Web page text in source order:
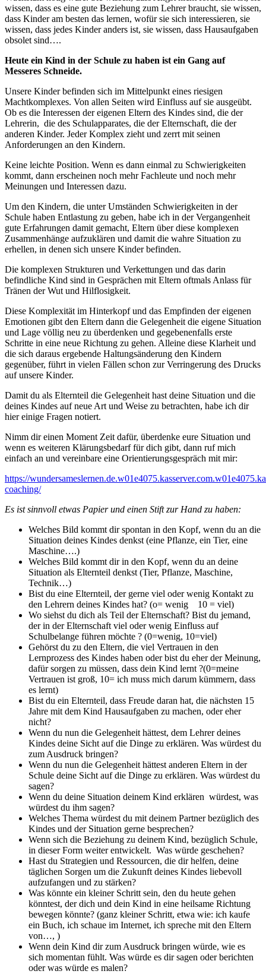
wissen, dass es eine gute Beziehung zum Lehrer braucht, sie wissen,
dass Kinder am besten das lernen, wofür sie sich interessieren, sie
wissen, dass jedes Kinder anders ist, sie wissen, dass Hausaufgaben
obsolet sind….
Heute ein Kind in der Schule zu haben ist ein Gang auf
Messeres Schneide.
Unsere Kinder befinden sich im Mittelpunkt eines riesigen
Machtkomplexes. Von allen Seiten wird Einfluss auf sie ausgeübt.
Ob es die Interessen der eigenen Eltern des Kindes sind, die der
Lehrerin, die des Schulapparates, die der Elternschaft, die der
anderen Kinder. Jeder Komplex zieht und zerrt mit seinen
Anforderungen an den Kindern.
Keine leichte Position. Wenn es dann einmal zu Schwierigkeiten
kommt, dann erscheinen noch mehr Fachleute und noch mehr
Meinungen und Interessen dazu.
Um den Kindern, die unter Umständen Schwierigkeiten in der
Schule haben Entlastung zu geben, habe ich in der Vergangenheit
gute Erfahrungen damit gemacht, Eltern über diese komplexen
Zusammenhänge aufzuklären und damit die wahre Situation zu
erhellen, in denen sich unsere Kinder befinden.
Die komplexen Strukturen und Verkettungen und das darin
befindliche Kind sind in Gesprächen mit Eltern oftmals Anlass für
Tränen der Wut und Hilflosigkeit.
Diese Komplexität im Hinterkopf und das Empfinden der eigenen
Emotionen gibt den Eltern dann die Gelegenheit die eigene Situation
und Lage völlig neu zu überdenken und gegebenenfalls erste
Schritte in eine neue Richtung zu gehen. Alleine diese Klarheit und
die sich daraus ergebende Haltungsänderung den Kindern
gegenüber, führt in vielen Fällen schon zur Verringerung des Drucks
auf unsere Kinder.
Damit du als Elternteil die Gelegenheit hast deine Situation und die
deines Kindes auf neue Art und Weise zu betrachten, habe ich dir
hier einige Fragen notiert.
Nimm dir einen Moment Zeit dafür, überdenke eure Situation und
wenn es weiteren Klärungsbedarf für dich gibt, dann ruf mich
einfach an und vereinbare eine Orientierungsgespräch mit mir:
https://
coaching/
Es ist sinnvoll etwas Papier und einen Stift zur Hand zu haben:
Welches Bild kommt dir spontan in den Kopf, wenn du an die
Situation deines Kindes denkst (eine Pflanze, ein Tier, eine
Maschine….)
Welches Bild kommt dir in den Kopf, wenn du an deine
Situation als Elternteil denkst (Tier, Pflanze, Maschine,
Technik…)
Bist du eine Elternteil, der gerne viel oder wenig Kontakt zu
den Lehrern deines Kindes hat? (o= wenig 10 = viel)
Wo siehst du dich als Teil der Elternschaft? Bist du jemand,
der in der Elternschaft viel oder wenig Einfluss auf
Schulbelange führen möchte ? (0=wenig, 10=viel)
Gehörst du zu den Eltern, die viel Vertrauen in den
Lernprozess des Kindes haben oder bist du eher der Meinung,
dafür sorgen zu müssen, dass dein Kind lernt ?(0=meine
Vertrauen ist groß, 10= ich muss mich darum kümmern, dass
es lernt)
Bist du ein Elternteil, dass Freude daran hat, die nächsten 15
Jahre mit dem Kind Hausaufgaben zu machen, oder eher
nicht?
Wenn du nun die Gelegenheit hättest, dem Lehrer deines
Kindes deine Sicht auf die Dinge zu erklären. Was würdest du
zum Ausdruck bringen?
Wenn du nun die Gelegenheit hättest anderen Eltern in der
Schule deine Sicht auf die Dinge zu erklären. Was würdest du
sagen?
Wenn du deine Situation deinem Kind erklären würdest, was
würdest du ihm sagen?
Welches Thema würdest du mit deinem Partner bezüglich des
Kindes und der Situation gerne besprechen?
Wenn sich die Beziehung zu deinem Kind, bezüglich Schule,
in dieser Form weiter entwickelt. Was würde geschehen?
Hast du Strategien und Ressourcen, die dir helfen, deine
täglichen Sorgen um die Zukunft deines Kindes liebevoll
aufzufangen und zu stärken?
Was könnte ein kleiner Schritt sein, den du heute gehen
könntest, der dich und dein Kind in eine heilsame Richtung
bewegen könnte? (ganz kleiner Schritt, etwa wie: ich kaufe
ein Buch, ich schaue im Internet, ich spreche mit den Eltern
von…, )
Wenn dein Kind dir zum Ausdruck bringen würde, wie es
sich momentan fühlt. Was würde es dir sagen oder berichten
oder was würde es malen?